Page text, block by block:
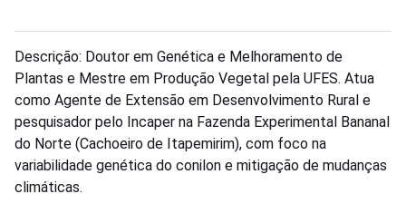
Descrição: Doutor em Genética e Melhoramento de
Plantas e Mestre em Produção Vegetal pela UFES. Atua
como Agente de Extensão em Desenvolvimento Rural e
pesquisador pelo Incaper na Fazenda Experimental Bananal
do Norte (Cachoeiro de Itapemirim), com foco na
variabilidade genética do conilon e mitigação de mudanças
climáticas.